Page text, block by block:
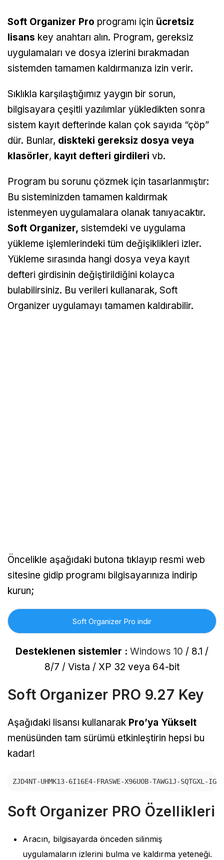
Soft Organizer Pro programı için ücretsiz
lisans key anahtarı alın. Program, gereksiz
uygulamaları ve dosya izlerini bırakmadan
sistemden tamamen kaldırmanıza izin verir.
Sıklıkla karşılaştığımız yaygın bir sorun,
bilgisayara çeşitli yazılımlar yükledikten sonra
sistem kayıt defterinde kalan çok sayıda “çöp”
dür. Bunlar, diskteki gereksiz dosya veya
klasörler, kayıt defteri girdileri vb.
Program bu sorunu çözmek için tasarlanmıştır:
Bu sisteminizden tamamen kaldırmak
istenmeyen uygulamalara olanak tanıyacaktır.
Soft Organizer, sistemdeki ve uygulama
yükleme işlemlerindeki tüm değişiklikleri izler.
Yükleme sırasında hangi dosya veya kayıt
defteri girdisinin değiştirildiğini kolayca
bulabilirsiniz. Bu verileri kullanarak, Soft
Organizer uygulamayı tamamen kaldırabilir.
Öncelikle aşağıdaki butona tıklayıp resmi web
sitesine gidip programı bilgisayarınıza indirip
kurun;
Soft Organizer Pro indir
Desteklenen sistemler : Windows 10 / 8.1 /
8/7 / Vista / XP 32 veya 64-bit
Soft Organizer PRO 9.27 Key
Aşağıdaki lisansı kullanarak Pro’ya Yükselt
menüsünden tam sürümü etkinleştirin hepsi bu
kadar!
ZJD4NT-UHMK13-6I16E4-FRASWE-X96UOB-TAWG1J-SQTGXL-
Soft Organizer PRO Özellikleri
Aracın, bilgisayarda önceden silinmiş
uygulamaların izlerini bulma ve kaldırma yeteneği.